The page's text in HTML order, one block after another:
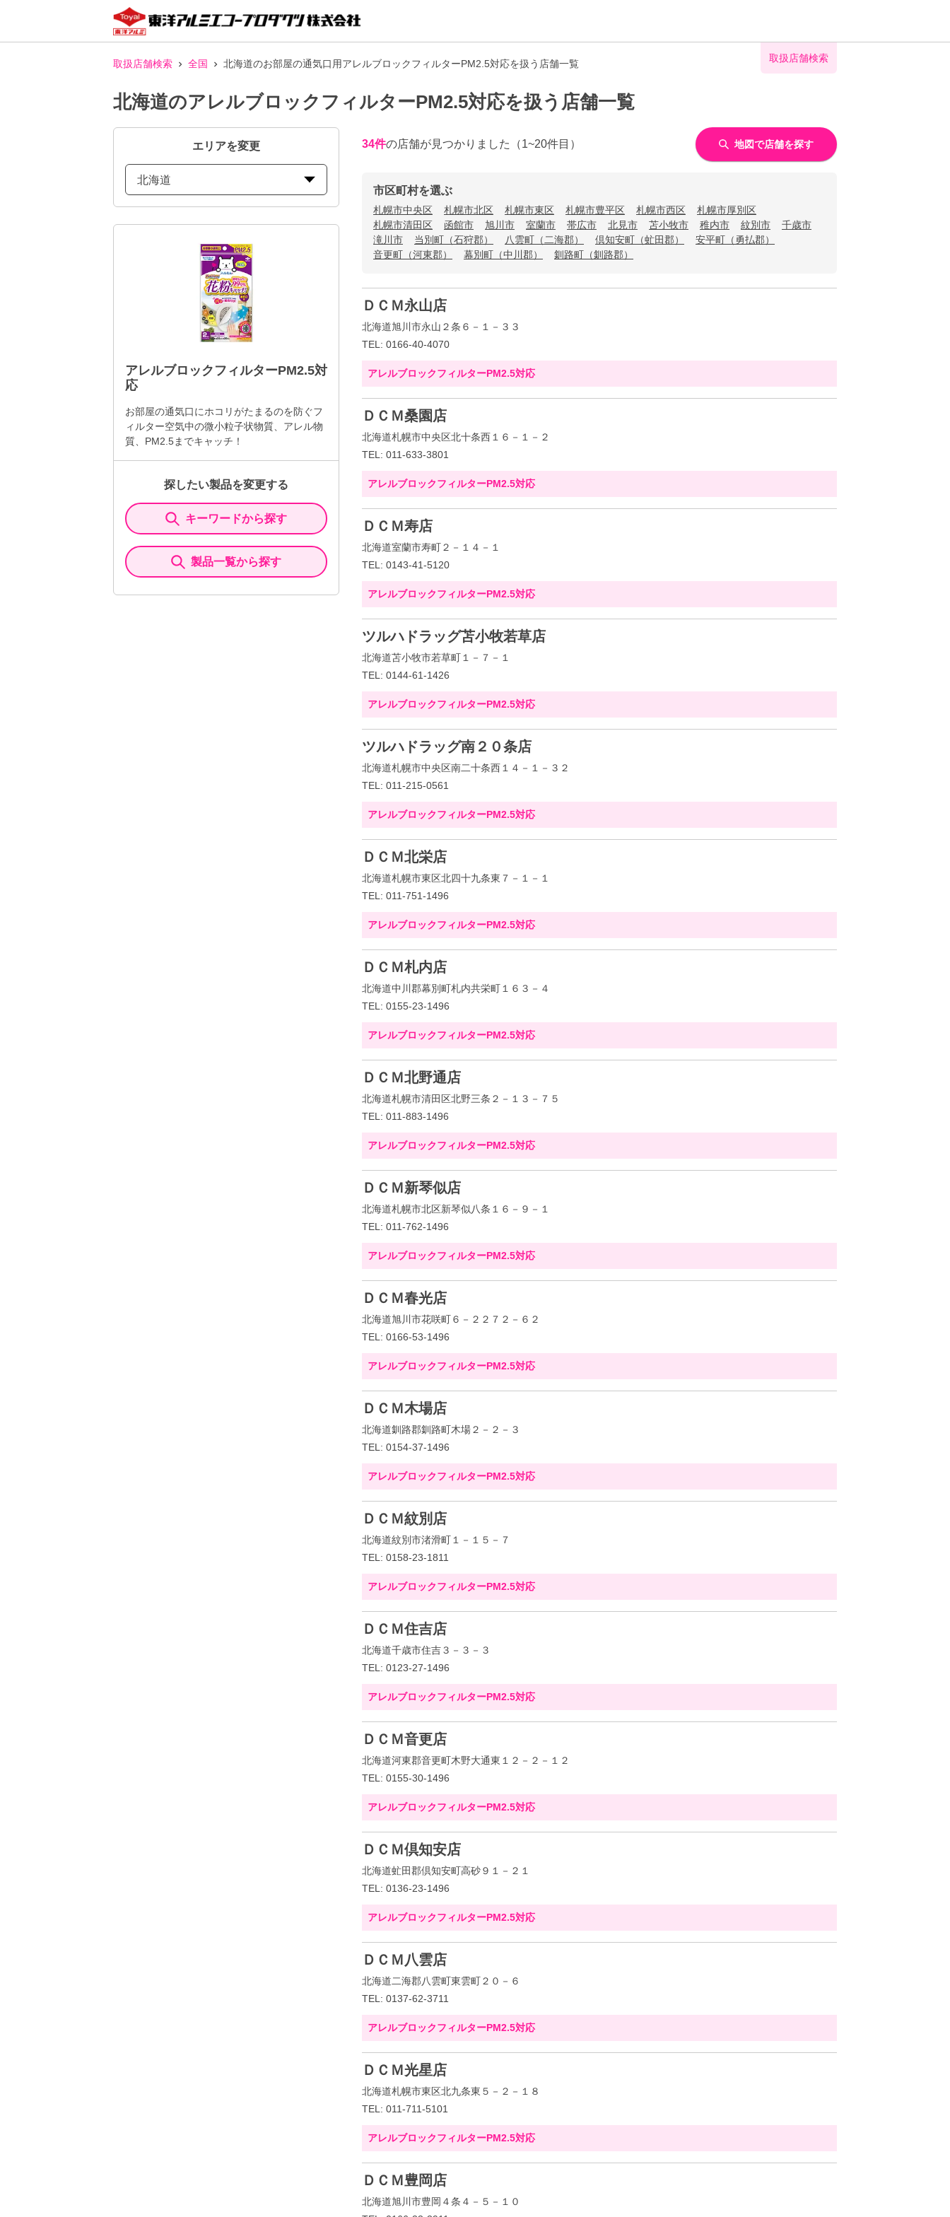
取扱店舗検索 全国 北海道のお部屋の通気口用アレルブロックフィルターPM2.5対応を扱う店舗一覧 取扱店舗検索
北海道のアレルブロックフィルターPM2.5対応を扱う店舗一覧
エリアを変更
北海道
アレルブロックフィルターPM2.5対
応
お部屋の通気口にホコリがたまるのを防ぐフ
ィルター空気中の微小粒子状物質、アレル物
質、PM2.5までキャッチ！
探したい製品を変更する
キーワードから探す
製品一覧から探す
34件の店舗が見つかりました （1~20件目） 地図で店舗を探す
市区町村を選ぶ
札幌市中央区 札幌市北区 札幌市東区 札幌市豊平区 札幌市西区
札幌市厚別区
札幌市清田区
函館市 旭川市 室蘭市 帯広市 北見市 苫小牧市 稚内市 紋別市
千歳市
滝川市
当別町（石狩郡） 八雲町（二海郡） 倶知安町（虻田郡）
安平町（勇払郡）
音更町（河東郡）
幕別町（中川郡） 釧路町（釧路郡）
ＤＣＭ永山店
北海道旭川市永山２条６－１－３３
TEL: 0166-40-4070
アレルブロックフィルターPM2.5対応
ＤＣＭ桑園店
北海道札幌市中央区北十条西１６－１－２
TEL: 011-633-3801
アレルブロックフィルターPM2.5対応
ＤＣＭ寿店
北海道室蘭市寿町２－１４－１
TEL: 0143-41-5120
アレルブロックフィルターPM2.5対応
ツルハドラッグ苫小牧若草店
北海道苫小牧市若草町１－７－１
TEL: 0144-61-1426
アレルブロックフィルターPM2.5対応
ツルハドラッグ南２０条店
北海道札幌市中央区南二十条西１４－１－３２
TEL: 011-215-0561
アレルブロックフィルターPM2.5対応
ＤＣＭ北栄店
北海道札幌市東区北四十九条東７－１－１
TEL: 011-751-1496
アレルブロックフィルターPM2.5対応
ＤＣＭ札内店
北海道中川郡幕別町札内共栄町１６３－４
TEL: 0155-23-1496
アレルブロックフィルターPM2.5対応
ＤＣＭ北野通店
北海道札幌市清田区北野三条２－１３－７５
TEL: 011-883-1496
アレルブロックフィルターPM2.5対応
ＤＣＭ新琴似店
北海道札幌市北区新琴似八条１６－９－１
TEL: 011-762-1496
アレルブロックフィルターPM2.5対応
ＤＣＭ春光店
北海道旭川市花咲町６－２２７２－６２
TEL: 0166-53-1496
アレルブロックフィルターPM2.5対応
ＤＣＭ木場店
北海道釧路郡釧路町木場２－２－３
TEL: 0154-37-1496
アレルブロックフィルターPM2.5対応
ＤＣＭ紋別店
北海道紋別市渚滑町１－１５－７
TEL: 0158-23-1811
アレルブロックフィルターPM2.5対応
ＤＣＭ住吉店
北海道千歳市住吉３－３－３
TEL: 0123-27-1496
アレルブロックフィルターPM2.5対応
ＤＣＭ音更店
北海道河東郡音更町木野大通東１２－２－１２
TEL: 0155-30-1496
アレルブロックフィルターPM2.5対応
ＤＣＭ倶知安店
北海道虻田郡倶知安町高砂９１－２１
TEL: 0136-23-1496
アレルブロックフィルターPM2.5対応
ＤＣＭ八雲店
北海道二海郡八雲町東雲町２０－６
TEL: 0137-62-3711
アレルブロックフィルターPM2.5対応
ＤＣＭ光星店
北海道札幌市東区北九条東５－２－１８
TEL: 011-711-5101
アレルブロックフィルターPM2.5対応
ＤＣＭ豊岡店
北海道旭川市豊岡４条４－５－１０